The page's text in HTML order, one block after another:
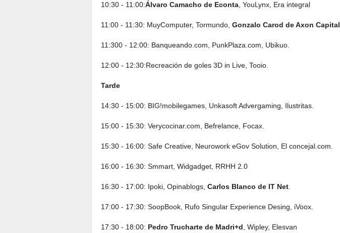
10:30 - 11:00:Álvaro Camacho de Econta , YouLynx, Era integral
11:00 - 11:30: MuyComputer, Tormundo, Gonzalo Carod de Axon Capital
11:300 - 12:00: Banqueando.com, PunkPlaza.com, Ubikuo.
12:00 - 12:30:Recreación de goles 3D in Live, Tooio.
Tarde
14:30 - 15:00: BIG!mobilegames, Unkasoft Advergaming, Ilustritas.
15:00 - 15:30: Verycocinar.com, Befrelance, Focax.
15:30 - 16:00: Safe Creative, Neurowork eGov Solution, El concejal.com.
16:00 - 16:30: Smmart, Widgadget, RRHH 2.0
16:30 - 17:00: Ipoki, Opinablogs, Carlos Blanco de IT Net
17:00 - 17:30: SoopBook, Rufo Singular Experience Desing, iVoox.
17:30 - 18:00: Pedro Trucharte de Madri+d , Wipley, Elesvan